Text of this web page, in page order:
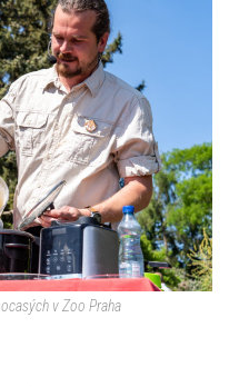
v Zoo Praha